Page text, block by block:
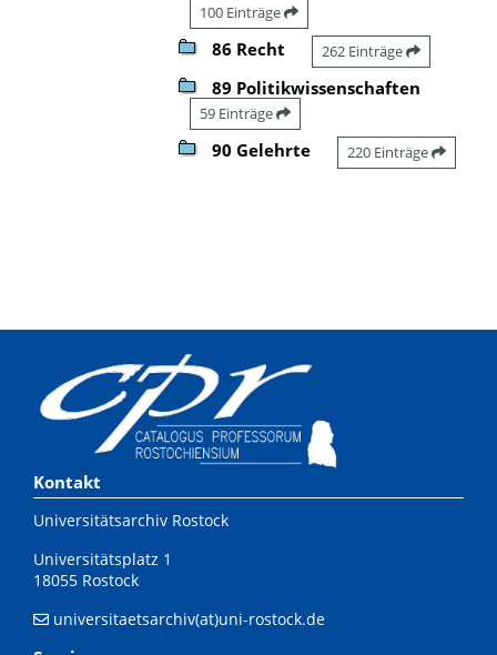
100 Einträge
86 Recht 262 Einträge
89 Politikwissenschaften
59 Einträge
90 Gelehrte 220 Einträge
Kontakt
Universitätsarchiv Rostock
Universitätsplatz 1
18055 Rostock
universitaetsarchiv(at)uni-rostock.de